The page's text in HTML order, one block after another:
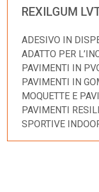
REXILGUM
ADESIVO IN
ADATTO PER
PAVIMENTI IN
PAVIMENTI IN
MOQUETTE E
PAVIMENTI
SPORTIVE